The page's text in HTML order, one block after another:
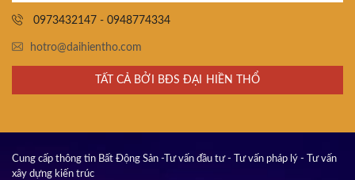
0973432147 - 0948774334
hotro@daihientho.com
TẤT CẢ BỞI BĐS ĐẠI HIỀN THỔ
Cung cấp thông tin Bất Động Sản -Tư vấn đầu tư - Tư vấn pháp lý - Tư vấn
xây dựng kiến trúc